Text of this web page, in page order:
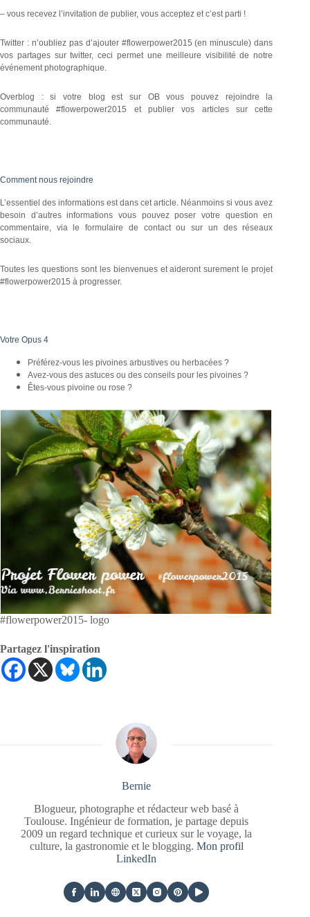
– vous recevez l’invitation de publier, vous acceptez et c’est parti !
Twitter : n’oubliez pas d’ajouter #flowerpower2015 (en minuscule) dans
vos partages sur twitter, ceci permet une meilleure visibilité de notre
événement photographique.
Overblog : si votre blog est sur OB vous pouvez rejoindre la
communauté #flowerpower2015 et publier vos articles sur cette
communauté.
Comment nous rejoindre
L’essentiel des informations est dans cet article. Néanmoins si vous avez
besoin d’autres informations vous pouvez poser votre question en
commentaire, via le formulaire de contact ou sur un des réseaux
sociaux.
Toutes les questions sont les bienvenues et aideront surement le projet
#flowerpower2015 à progresser.
Votre Opus 4
Préférez-vous les pivoines arbustives ou herbacées ?
Avez-vous des astuces ou des conseils pour les pivoines ?
Êtes-vous pivoine ou rose ?
#flowerpower2015- logo
Partagez l'inspiration
Bernie
Blogueur, photographe et rédacteur web basé à
Toulouse. Ingénieur de formation, je partage depuis
2009 un regard technique et curieux sur le voyage, la
culture, la gastronomie et le blogging. Mon profil
LinkedIn